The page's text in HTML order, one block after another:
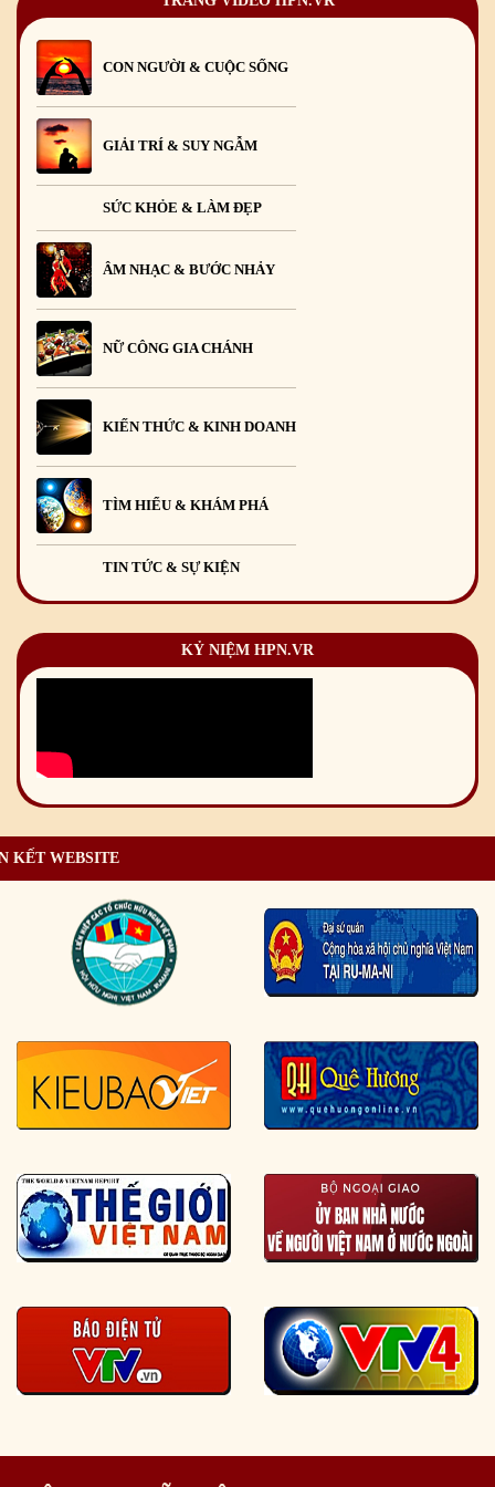
CON NGƯỜI & CUỘC SỐNG
GIẢI TRÍ & SUY NGẪM
SỨC KHỎE & LÀM ĐẸP
ÂM NHẠC & BƯỚC NHẢY
NỮ CÔNG GIA CHÁNH
KIẾN THỨC & KINH DOANH
TÌM HIỂU & KHÁM PHÁ
TIN TỨC & SỰ KIỆN
KỶ NIỆM HPN.VR
KẾT WEBSITE